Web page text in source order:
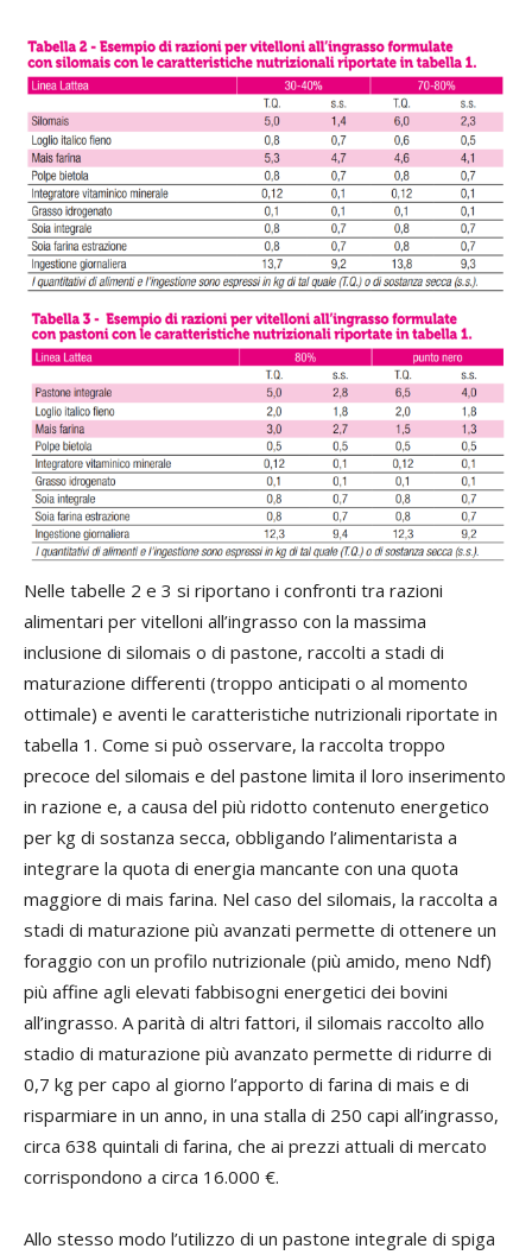
Nelle tabelle 2 e 3 si riportano i confronti tra razioni
alimentari per vitelloni all’ingrasso con la massima
inclusione di silomais o di pastone, raccolti a stadi di
maturazione differenti (troppo anticipati o al momento
ottimale) e aventi le caratteristiche nutrizionali riportate in
tabella 1. Come si può osservare, la raccolta troppo
precoce del silomais e del pastone limita il loro inserimento
in razione e, a causa del più ridotto contenuto energetico
per kg di sostanza secca, obbligando l’alimentarista a
integrare la quota di energia mancante con una quota
maggiore di mais farina. Nel caso del silomais, la raccolta a
stadi di maturazione più avanzati permette di ottenere un
foraggio con un profilo nutrizionale (più amido, meno Ndf)
più affine agli elevati fabbisogni energetici dei bovini
all’ingrasso. A parità di altri fattori, il silomais raccolto allo
stadio di maturazione più avanzato permette di ridurre di
0,7 kg per capo al giorno l’apporto di farina di mais e di
risparmiare in un anno, in una stalla di 250 capi all’ingrasso,
circa 638 quintali di farina, che ai prezzi attuali di mercato
corrispondono a circa 16.000 €.
Allo stesso modo l’utilizzo di un pastone integrale di spiga